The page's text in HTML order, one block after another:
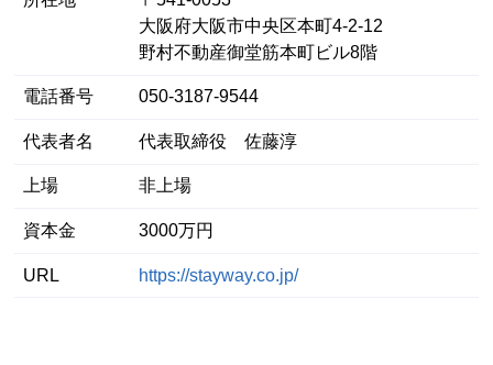
大阪府大阪市中央区本町4-2-12
野村不動産御堂筋本町ビル8階
電話番号 050-3187-9544
代表者名 代表取締役 佐藤淳
上場 非上場
資本金 3000万円
URL https://stayway.co.jp/